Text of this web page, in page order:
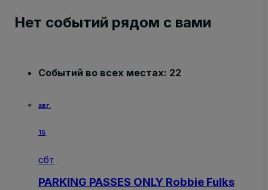
Нет событий рядом с вами
Событий во всех местах: 22
авг.
15
сбт
PARKING PASSES ONLY Robbie Fulks